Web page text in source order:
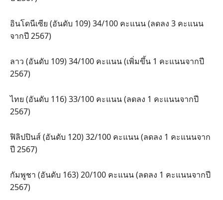
อินโดนีเซีย (อันดับ 109) 34/100 คะแนน (ลดลง 3 คะแนน
จากปี 2567)
ลาว (อันดับ 109) 34/100 คะแนน (เพิ่มขึ้น 1 คะแนนจากปี
2567)
ไทย (อันดับ 116) 33/100 คะแนน (ลดลง 1 คะแนนจากปี
2567)
ฟิลิปปินส์ (อันดับ 120) 32/100 คะแนน (ลดลง 1 คะแนนจาก
ปี 2567)
กัมพูชา (อันดับ 163) 20/100 คะแนน (ลดลง 1 คะแนนจากปี
2567)